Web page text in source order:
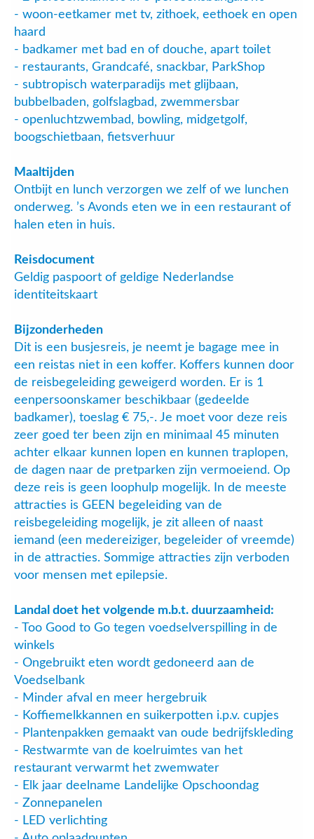
- woon-eetkamer met tv, zithoek, eethoek en open
haard
- badkamer met bad en of douche, apart toilet
- restaurants, Grandcafé, snackbar, ParkShop
- subtropisch waterparadijs met glijbaan,
bubbelbaden, golfslagbad, zwemmersbar
- openluchtzwembad, bowling, midgetgolf,
boogschietbaan, fietsverhuur
Maaltijden
Ontbijt en lunch verzorgen we zelf of we lunchen
onderweg. ’s Avonds eten we in een restaurant of
halen eten in huis.
Reisdocument
Geldig paspoort of geldige Nederlandse
identiteitskaart
Bijzonderheden
Dit is een busjesreis, je neemt je bagage mee in
een reistas niet in een koffer. Koffers kunnen door
de reisbegeleiding geweigerd worden. Er is 1
eenpersoonskamer beschikbaar (gedeelde
badkamer), toeslag € 75,-. Je moet voor deze reis
zeer goed ter been zijn en minimaal 45 minuten
achter elkaar kunnen lopen en kunnen traplopen,
de dagen naar de pretparken zijn vermoeiend. Op
deze reis is geen loophulp mogelijk. In de meeste
attracties is GEEN begeleiding van de
reisbegeleiding mogelijk, je zit alleen of naast
iemand (een medereiziger, begeleider of vreemde)
in de attracties. Sommige attracties zijn verboden
voor mensen met epilepsie.
Landal doet het volgende m.b.t. duurzaamheid:
- Too Good to Go tegen voedselverspilling in de
winkels
- Ongebruikt eten wordt gedoneerd aan de
Voedselbank
- Minder afval en meer hergebruik
- Koffiemelkkannen en suikerpotten i.p.v. cupjes
- Plantenpakken gemaakt van oude bedrijfskleding
- Restwarmte van de koelruimtes van het
restaurant verwarmt het zwemwater
- Elk jaar deelname Landelijke Opschoondag
- Zonnepanelen
- LED verlichting